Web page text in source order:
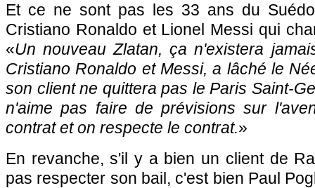
Et ce ne sont pas les 33 ans du
Cristiano Ronaldo et Lionel Messi qui
«Un nouveau Zlatan, ça n'existera
Cristiano Ronaldo et Messi, a lâché le
son client ne quittera pas le Paris Saint-
n'aime pas faire de prévisions sur
contrat et on respecte le contrat.»
En revanche, s'il y a bien un client de
pas respecter son bail, c'est bien Paul